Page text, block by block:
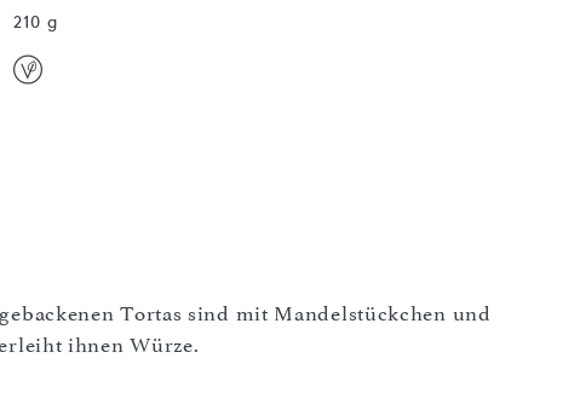
210 g
Tortas sind mit Mandelstückchen und
ihnen Würze.